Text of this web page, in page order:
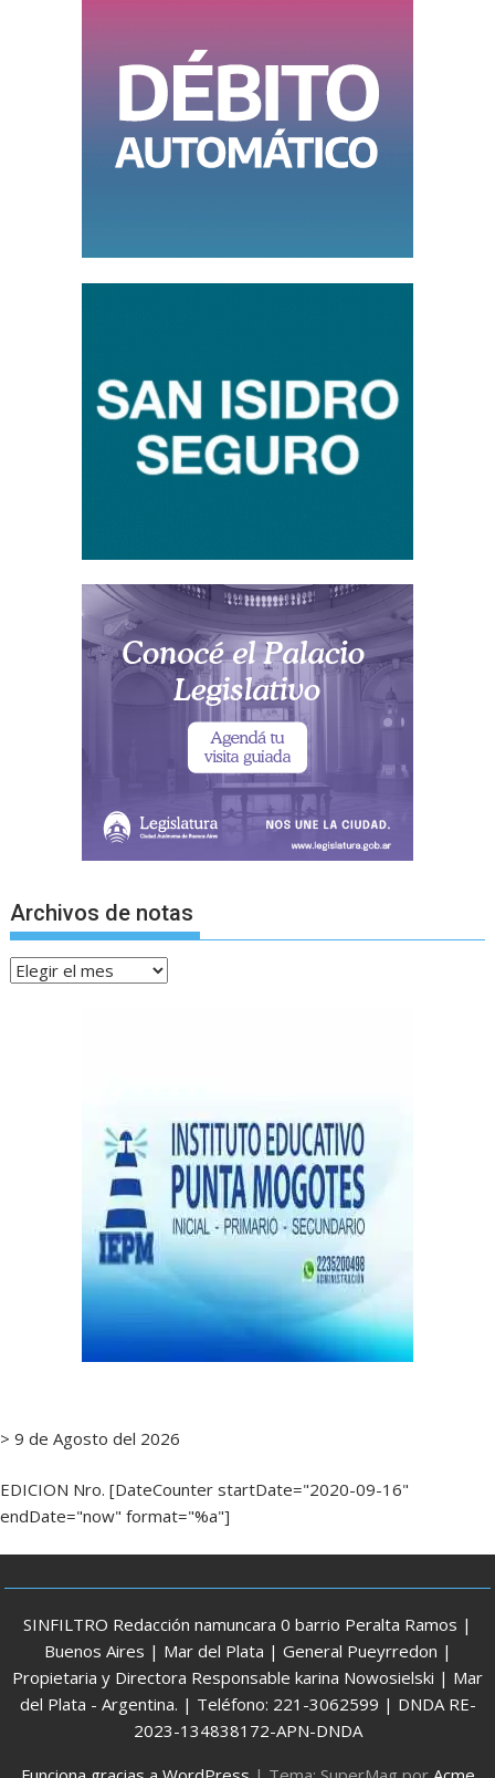
Archivos de notas
Archivos
> 9 de Agosto del 2026
EDICION Nro. [DateCounter startDate="2020-09-16"
endDate="now" format="%a"]
SINFILTRO Redacción namuncara 0 barrio Peralta Ramos |
Buenos Aires | Mar del Plata | General Pueyrredon |
Propietaria y Directora Responsable karina Nowosielski | Mar
del Plata - Argentina. | Teléfono: 221-3062599 | DNDA RE-
2023-134838172-APN-DNDA